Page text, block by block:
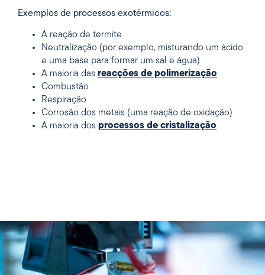
Exemplos de processos exotérmicos:
A reação de termite
Neutralização (por exemplo, misturando um ácido
e uma base para formar um sal e água)
A maioria das reacções de polimerização
Combustão
Respiração
Corrosão dos metais (uma reação de oxidação)
A maioria dos processos de cristalização